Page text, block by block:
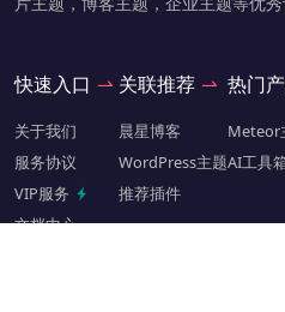
快速入口
关于我们
服务协议
VIP服务
文档中心
关联推荐
晨星博客
WordPress主题
推荐插件
热门
Meteor
AI工具